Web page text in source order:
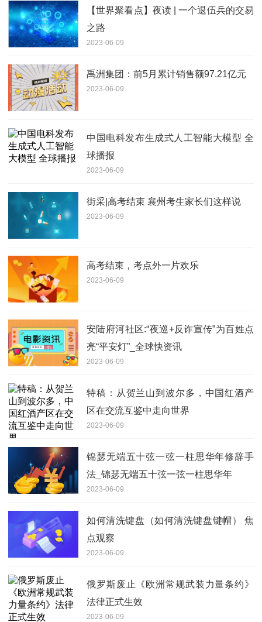
【世界聚看点】夜读 | 一个退伍兵的交易
之路
2023-06-09
禹洲集团：前5月累计销售额97.21亿元
2023-06-09
中国电科发布生成式人工智能大模型 全
球播报
2023-06-09
街采|高考结束 襄州考生家长们这样说
2023-06-09
高考结束，考点外一片欢乐
2023-06-09
安陆府河社区:“夜巡+反诈宣传”为百姓点
亮“平安灯”_全球快资讯
2023-06-09
特稿：从贺兰山到波尔多，中国红酒产
区在交流互鉴中走向世界
2023-06-09
锦瑟无端五十弦一弦一柱思华年修辞手
法_锦瑟无端五十弦一弦一柱思华年
2023-06-09
如何清洗键盘（如何清洗键盘键帽） 焦
点观察
2023-06-09
俄罗斯废止《欧洲常规武装力量条约》
法律正式生效
2023-06-09